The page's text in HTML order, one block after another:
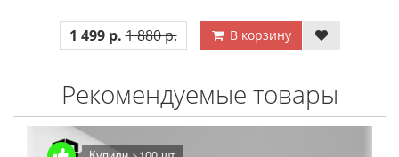
1 499 р. 1 880 р. В корзину
Рекомендуемые товары